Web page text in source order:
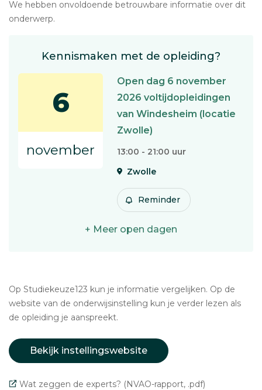
We hebben onvoldoende betrouwbare informatie over dit
onderwerp.
Kennismaken met de opleiding?
6
november
Open dag 6 november
2026 voltijdopleidingen
van Windesheim (locatie
Zwolle)
13:00 - 21:00 uur
Zwolle
Reminder
+ Meer open dagen
Op Studiekeuze123 kun je informatie vergelijken. Op de
website van de onderwijsinstelling kun je verder lezen als
de opleiding je aanspreekt.
Bekijk instellingswebsite
Wat zeggen de experts? (NVAO-rapport, .pdf)